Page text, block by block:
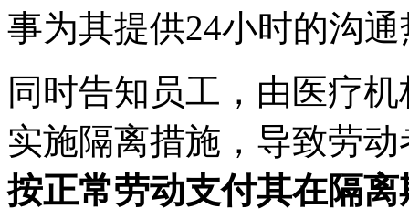
事为其提供24小时的沟
同时告知员工，由医疗
实施隔离措施，导致劳
按正常劳动支付其在隔